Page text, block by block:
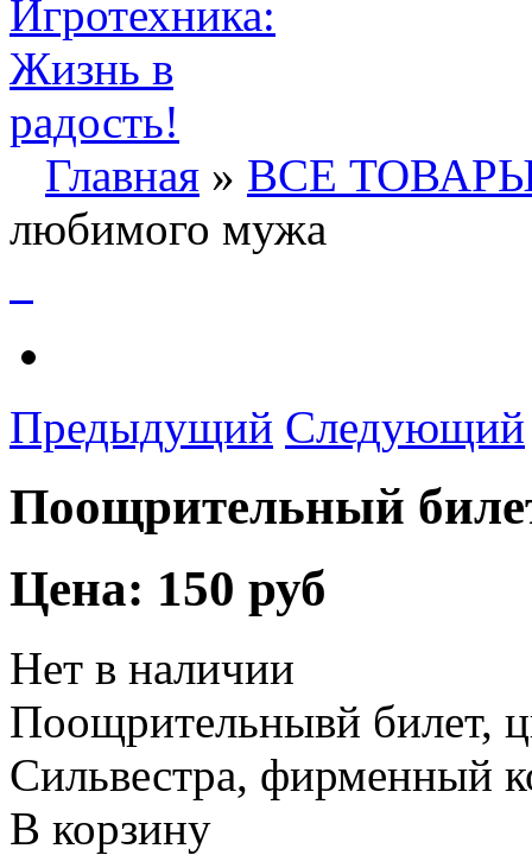
Главная » ВСЕ
любимого мужа
Предыдущий Следующий
Поощрительный
Цена: 150 руб
Нет в наличии
Поощрительнывй билет,
Сильвестра, фирменный
В корзину